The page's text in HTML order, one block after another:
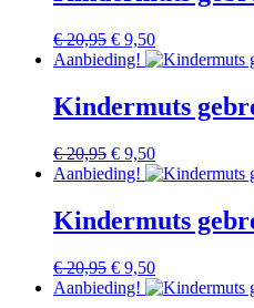
€20,95 Oorspronkelijke
prijs
€ 9,50Huidige
prijs
€ 9,50.
Aanbieding!
Kindermuts
€20,95 Oorspronkelijke
prijs
€ 9,50Huidige
prijs
€ 9,50.
Aanbieding!
Kindermuts
€20,95 Oorspronkelijke
prijs
€ 9,50Huidige
prijs
Aanbieding!